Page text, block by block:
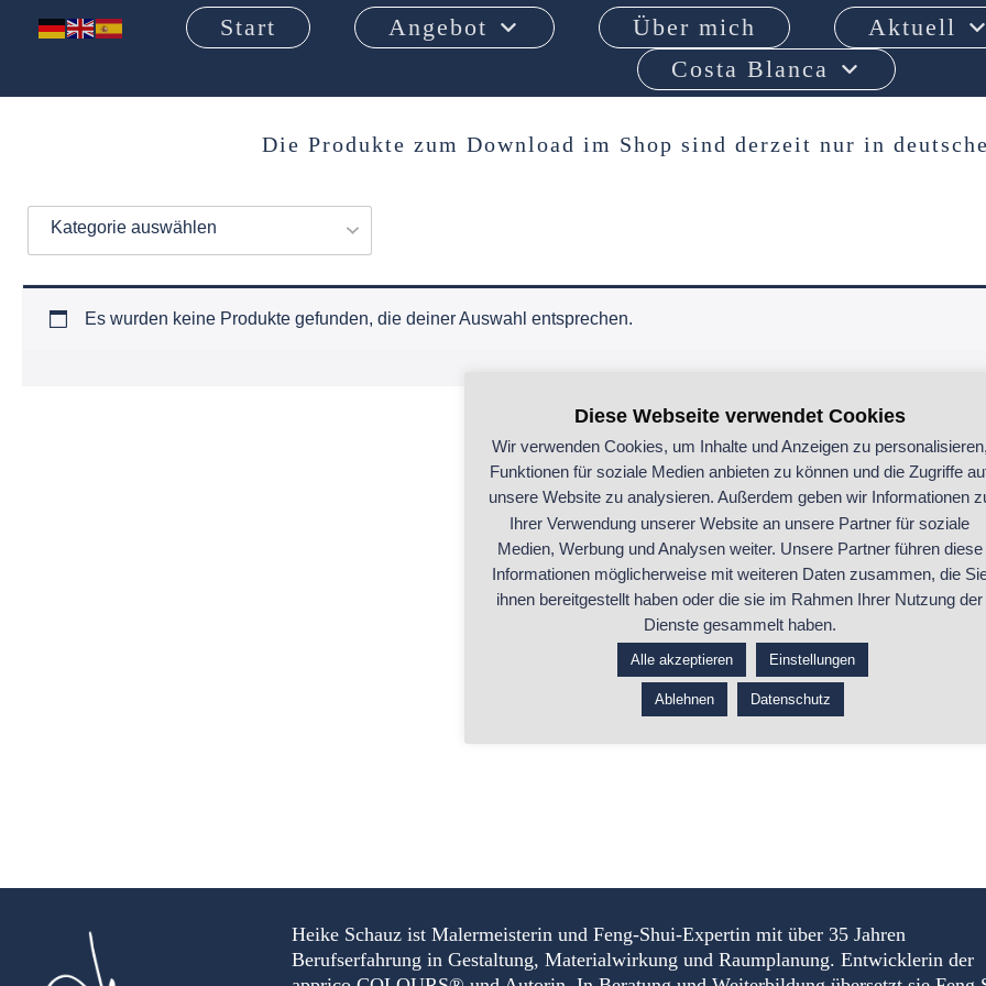
Start Angebot Über mich Aktuell
Costa Blanca
Die Produkte zum Download im Shop sind derzeit nur in
Kategorie auswählen
Es wurden keine Produkte gefunden, die deiner Auswahl entsprechen.
Heike Schauz ist Malermeisterin und Feng-Shui-Expertin mit über 35 Jahren
Berufserfahrung in Gestaltung, Materialwirkung und Raumplanung. Entwicklerin der
Diese Webseite verwendet Cookies
Wir verwenden Cookies, um Inhalte und Anzeigen zu personalisieren,
Funktionen für soziale Medien anbieten zu können und die Zugriffe
unsere Website zu analysieren. Außerdem geben wir Informationen
Ihrer Verwendung unserer Website an unsere Partner für soziale
Medien, Werbung und Analysen weiter. Unsere Partner führen diese
Informationen möglicherweise mit weiteren Daten zusammen, die
ihnen bereitgestellt haben oder die sie im Rahmen Ihrer Nutzung der
Dienste gesammelt haben.
Alle akzeptieren Einstellungen
Ablehnen Datenschutz